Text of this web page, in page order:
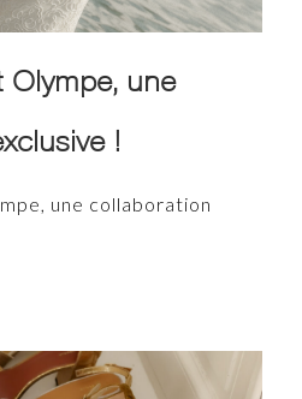
Olympe, une
!
une collaboration